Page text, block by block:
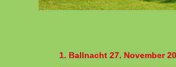
1. Ballnacht 27. November